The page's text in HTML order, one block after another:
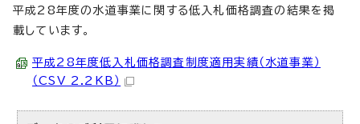
平成28年度の水道事業に関する低入札価格調査の結果を掲
載しています。
平成28年度低入札価格調査制度適用実績（水道事業）
（CSV 2.2KB）